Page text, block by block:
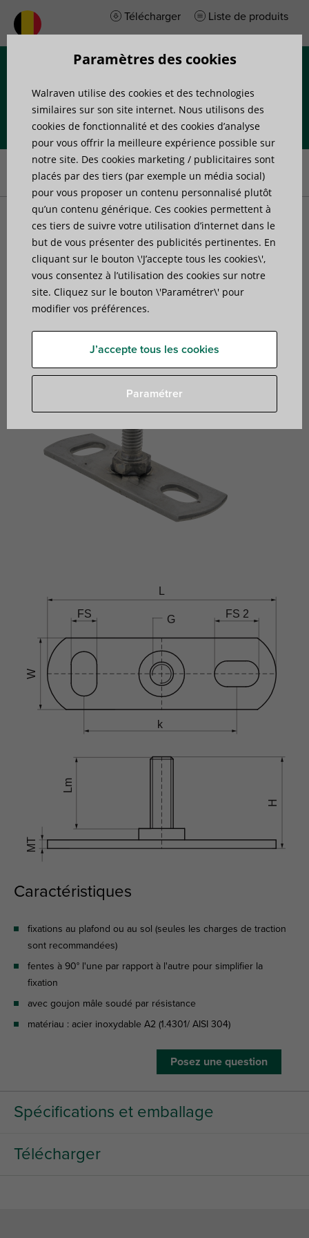
Télécharger Liste de produits
Accueil»Produits» Accessoires de fixation»Plaques de
montage» Walraven Plaque murale inox avec goujon fileté
Walraven Plaque murale
inox avec goujon fileté
fixation au mur ou au plafond
Caractéristiques
fixations au plafond ou au sol (seules les charges de traction
sont recommandées)
fentes à 90° l'une par rapport à l'autre pour simplifier la
fixation
avec goujon mâle soudé par résistance
matériau : acier inoxydable A2 (1.4301/ AISI 304)
Posez une question
Spécifications et emballage
Télécharger
Paramètres des cookies
Walraven utilise des cookies et des technologies
similaires sur son site internet. Nous utilisons des
cookies de fonctionnalité et des cookies d’analyse
pour vous offrir la meilleure expérience possible sur
notre site. Des cookies marketing / publicitaires sont
placés par des tiers (par exemple un média social)
pour vous proposer un contenu personnalisé plutôt
qu’un contenu générique. Ces cookies permettent à
ces tiers de suivre votre utilisation d’internet dans le
but de vous présenter des publicités pertinentes. En
cliquant sur le bouton \'J’accepte tous les cookies\',
vous consentez à l’utilisation des cookies sur notre
site. Cliquez sur le bouton \'Paramétrer\' pour
modifier vos préférences.
J’accepte tous les cookies
Paramétrer